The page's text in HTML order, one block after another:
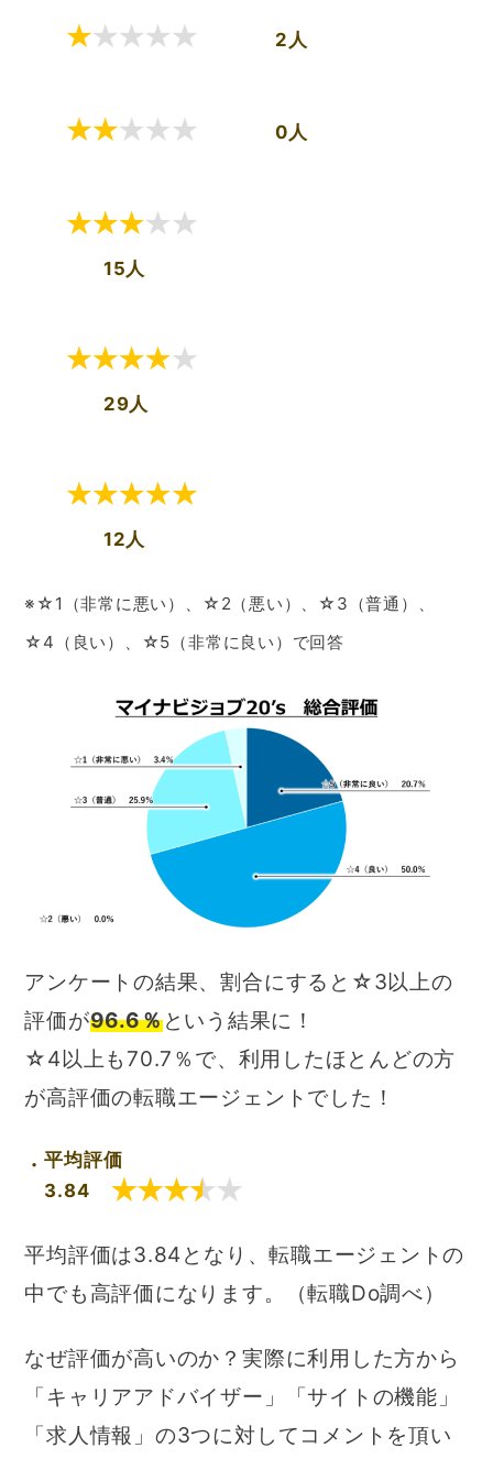
2人
0人
15人
29人
12人
※☆1（非常に悪い）、☆2（悪い）、☆3（普通）、
☆4（良い）、☆5（非常に良い）で回答
アンケートの結果、割合にすると☆3以上の
評価が96.6％という結果に！
☆4以上も70.7％で、利用したほとんどの方
が高評価の転職エージェントでした！
平均評価
3.84
平均評価は3.84となり、転職エージェントの
中でも高評価になります。（転職Do調べ）
なぜ評価が高いのか？実際に利用した方から
「キャリアアドバイザー」「サイトの機能」
「求人情報」の3つに対してコメントを頂い